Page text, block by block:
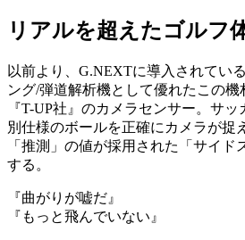
リアルを超えたゴルフ
以前より、G.NEXTに導入されてい
ング/弾道解析機として優れたこの
『T-UP社』のカメラセンサー。サ
別仕様のボールを正確にカメラが捉
「推測」の値が採用された「サイド
する。
『曲がりが嘘だ』
『もっと飛んでいない』